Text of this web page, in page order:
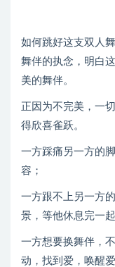
如何跳好这支双人
舞伴的执念，明白
美的舞伴。
正因为不完美，一
得欣喜雀跃。
一方踩痛另一方的
容；
一方跟不上另一方
景，等他休息完一
一方想要换舞伴，
动，找到爱，唤醒爱